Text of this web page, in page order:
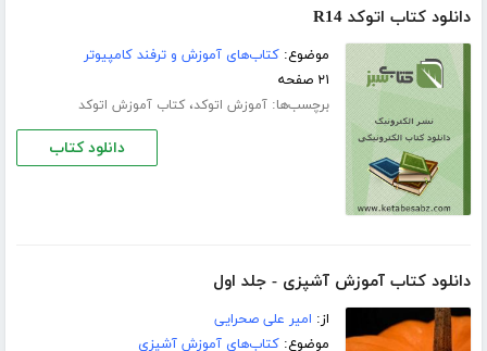
دانلود کتاب اتوکد R14
موضوع:کتاب‌های آموزش و ترفند کامپیوتر
۲۱ صفحه
برچسب‌ها:آموزش اتوکد،کتاب آموزش اتوکد
دانلود کتاب
دانلود کتاب آموزش آشپزی - جلد اول
از: امیر علی صحرایی
موضوع:کتاب‌های آموزش آشپزی